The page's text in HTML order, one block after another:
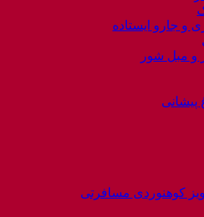
و جارو ایستاده
مبل شور
پیشانی
کوهنوردی مسافرتی